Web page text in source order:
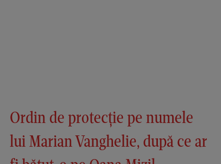
Ordin de protecție pe numele
lui Marian Vanghelie, după ce ar